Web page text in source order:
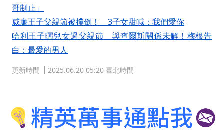
哥制止」
威廉王子父親節被撲倒！ 3子女甜喊：我們愛你
哈利王子曬兒女過父親節 與查爾斯關係未解！梅根告
白：最愛的男人
更新時間 2025.06.20 05:20 臺北時間